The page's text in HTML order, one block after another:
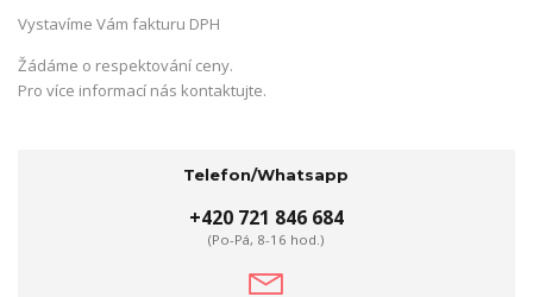
Vystavíme Vám fakturu DPH
Žádáme o respektování ceny.
Pro více informací nás kontaktujte.
Telefon/Whatsapp
+420 721 846 684
(Po-Pá, 8-16 hod.)